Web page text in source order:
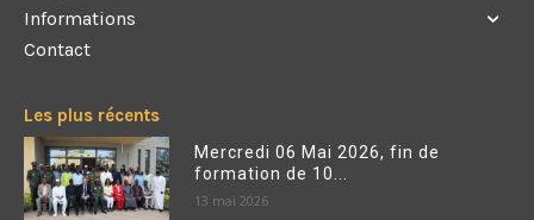
Informations
Contact
Les plus récents
Mercredi 06 Mai 2026, fin de
formation de 10...
13 mai 2026